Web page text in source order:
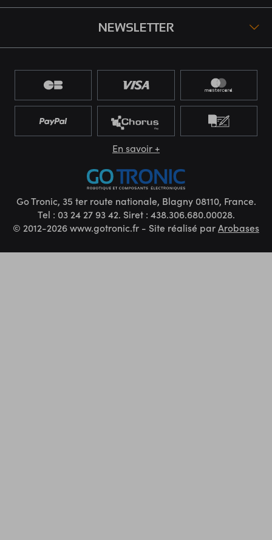
NEWSLETTER
En savoir +
Go Tronic, 35 ter route nationale, Blagny 08110, France.
Tel : 03 24 27 93 42. Siret : 438.306.680.00028.
© 2012-2026 www.gotronic.fr - Site réalisé parArobases